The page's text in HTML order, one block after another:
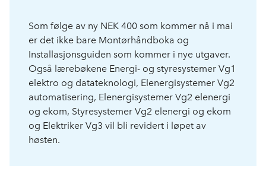
Som følge av ny NEK 400 som kommer nå i mai
er det ikke bare Montørhåndboka og
Installasjonsguiden som kommer i nye utgaver.
Også lærebøkene Energi- og styresystemer Vg1
elektro og datateknologi, Elenergisystemer Vg2
automatisering, Elenergisystemer Vg2 elenergi
og ekom, Styresystemer Vg2 elenergi og ekom
og Elektriker Vg3 vil bli revidert i løpet av
høsten.